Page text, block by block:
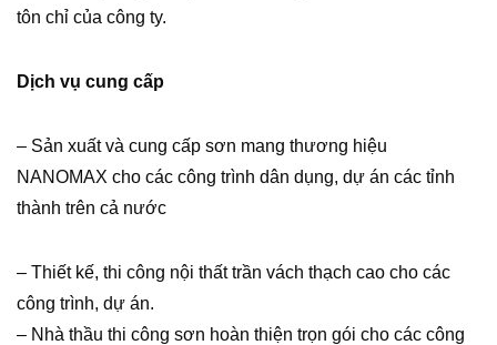
tôn chỉ của công ty.
Dịch vụ cung cấp
– Sản xuất và cung cấp sơn mang thương hiệu
NANOMAX cho các công trình dân dụng, dự án các tỉnh
thành trên cả nước
– Thiết kế, thi công nội thất trần vách thạch cao cho các
công trình, dự án.
– Nhà thầu thi công sơn hoàn thiện trọn gói cho các công